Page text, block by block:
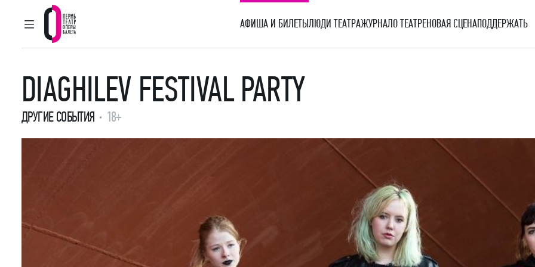
ГЛАВНОЕ МЕНЮ
Пермский театр оперы и балета
АФИША И БИЛЕТЫЛЮДИ ТЕАТРАЖУРНАЛО ТЕАТРЕНОВАЯ СЦЕНАПОДДЕРЖАТЬ
DIAGHILEV FESTIVAL PARTY
ДРУГИЕ СОБЫТИЯ 18+